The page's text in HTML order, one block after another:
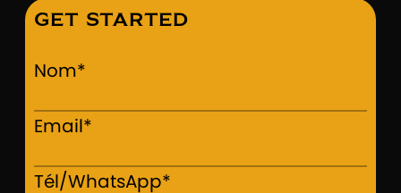
Get Started
Nom*
Email*
Tél/WhatsApp*